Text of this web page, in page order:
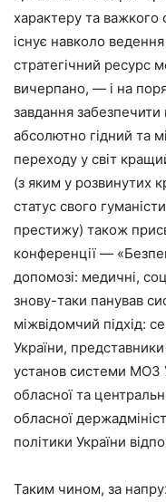
характеру та
існує навколо
стратегічний ресурс
вичерпано, — і на
завдання
абсолютно гідний та
переходу у світ
(з яким у розвинутих
статус свого
престижу) також
конференції —
допомозі: медичні,
знову-таки панував
міжвідомчий підхід:
України,
установ системи МОЗ
обласної та
обласної
політики України
Таким чином, за